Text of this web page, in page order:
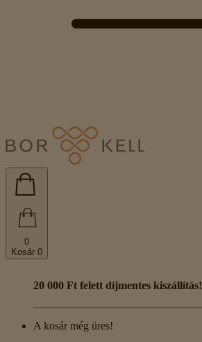
0
Kosár 0
20 000 Ft felett díjmentes kiszállítás!
A kosár még üres!